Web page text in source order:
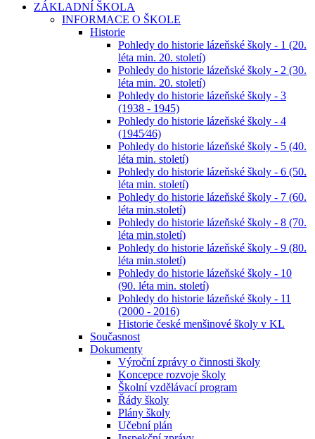
ZÁKLADNÍ ŠKOLA
INFORMACE O ŠKOLE
Historie
Pohledy do historie lázeňské školy - 1 (20.
léta min. 20. století)
Pohledy do historie lázeňské školy - 2 (30.
léta min. 20. století)
Pohledy do historie lázeňské školy - 3
(1938 - 1945)
Pohledy do historie lázeňské školy - 4
(1945⁄46)
Pohledy do historie lázeňské školy - 5 (40.
léta min. století)
Pohledy do historie lázeňské školy - 6 (50.
léta min. století)
Pohledy do historie lázeňské školy - 7 (60.
léta min.století)
Pohledy do historie lázeňské školy - 8 (70.
léta min.století)
Pohledy do historie lázeňské školy - 9 (80.
léta min.století)
Pohledy do historie lázeňské školy - 10
(90. léta min. století)
Pohledy do historie lázeňské školy - 11
(2000 - 2016)
Historie české menšinové školy v KL
Současnost
Dokumenty
Výroční zprávy o činnosti školy
Koncepce rozvoje školy
Školní vzdělávací program
Řády školy
Plány školy
Učební plán